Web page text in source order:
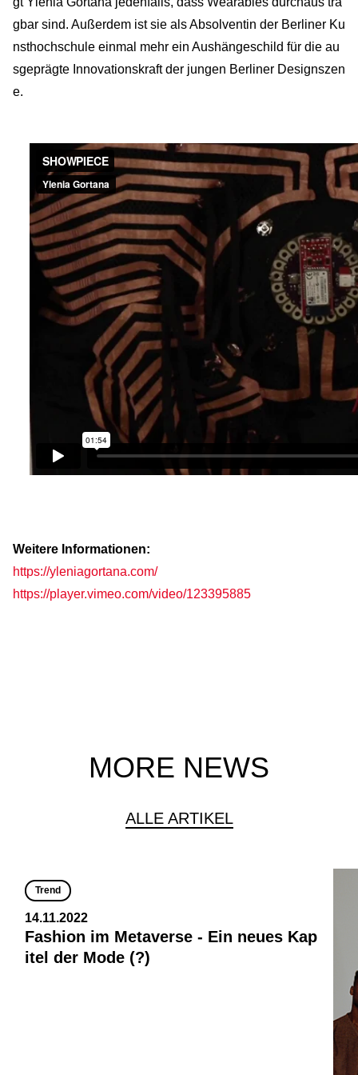
gbar sind. Außerdem ist sie als Absolventin der Berliner Ku
nsthochschule einmal mehr ein Aushängeschild für die au
sgeprägte Innovationskraft der jungen Berliner Designszen
e.
Weitere Informationen:
https://yleniagortana.com/
https://player.vimeo.com/video/123395885
MORE NEWS
ALLE ARTIKEL
Trend
14.11.2022
Fashion im Metaverse - Ein neues Kap
itel der Mode (?)